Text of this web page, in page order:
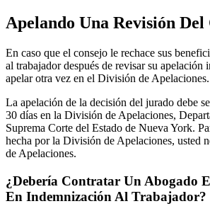
Apelando Una Revisión Del
En caso que el consejo le rechace sus
al trabajador después de revisar su apelación
apelar otra vez en el División de Apelaciones.
La apelación de la decisión del jurado debe
30 días en la División de Apelaciones,
Suprema Corte del Estado de Nueva York.
hecha por la División de Apelaciones, usted
de Apelaciones.
¿Debería Contratar Un Abogado
En Indemnización Al Trabajador?